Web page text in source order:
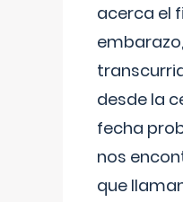
acerca el
desde la
fecha
nos
que